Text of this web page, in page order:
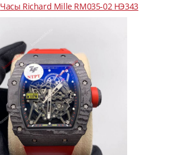
Часы Richard Mille RM035-02 HЭ343